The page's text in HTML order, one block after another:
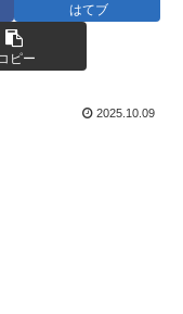
はてブ
コピー
2025.10.09